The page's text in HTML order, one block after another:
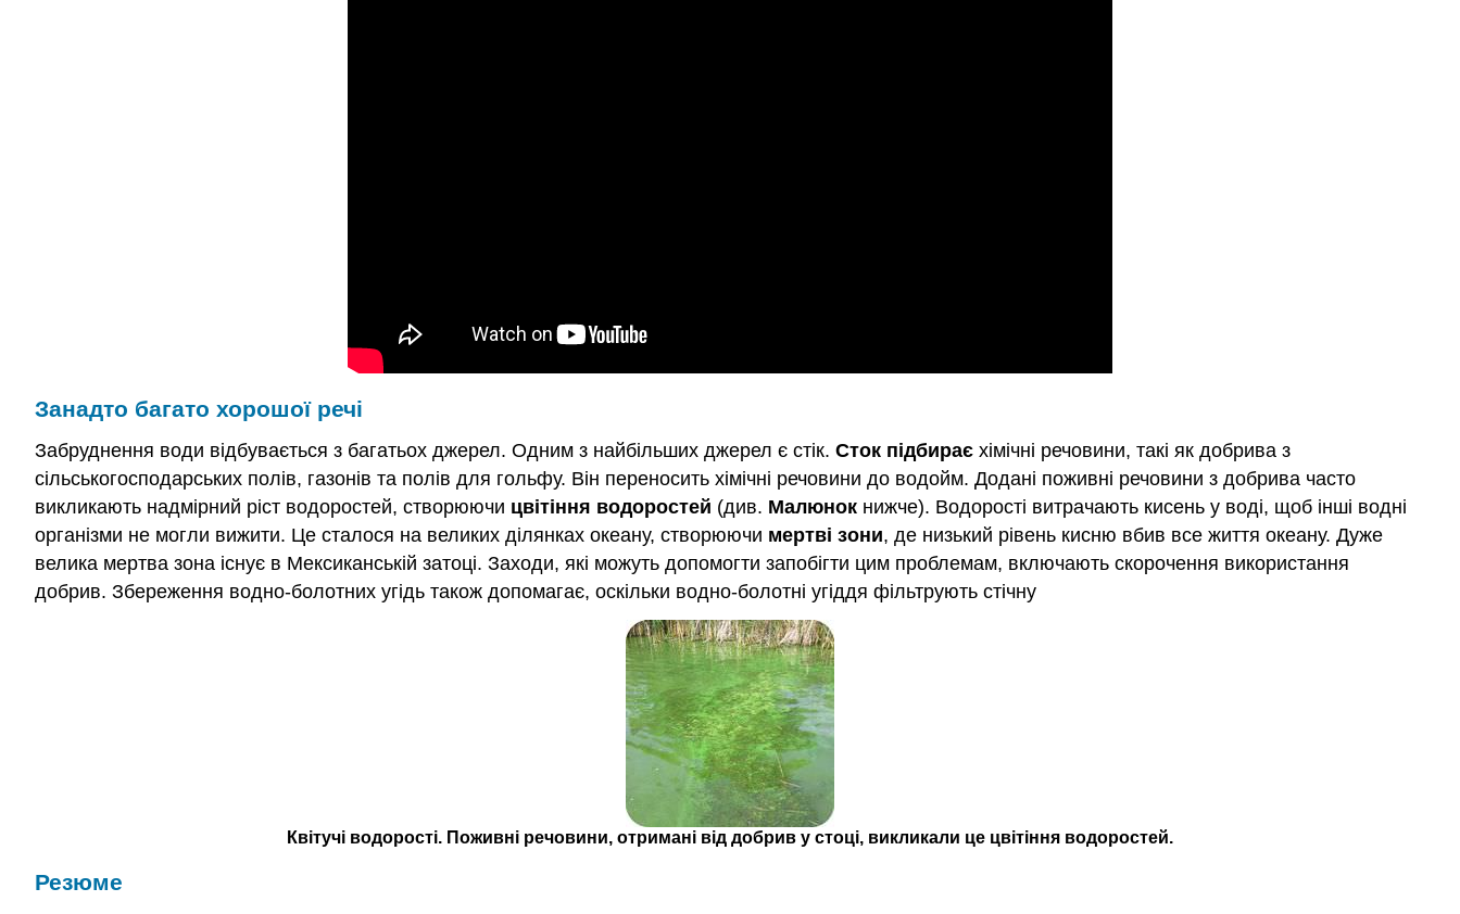
Занадто багато хорошої речі
Забруднення води відбувається з багатьох джерел. Одним з найбільших джерел є стік. Сток підбирає хімічні речовини, такі як добрива з
сільськогосподарських полів, газонів та полів для гольфу. Він переносить хімічні речовини до водойм. Додані поживні речовини з добрива часто
викликають надмірний ріст водоростей, створюючи цвітіння водоростей (див. Малюнок нижче). Водорості витрачають кисень у воді, щоб інші водні
організми не могли вижити. Це сталося на великих ділянках океану, створюючи мертві зони, де низький рівень кисню вбив все життя океану. Дуже
велика мертва зона існує в Мексиканській затоці. Заходи, які можуть допомогти запобігти цим проблемам, включають скорочення використання
добрив. Збереження водно-болотних угідь також допомагає, оскільки водно-болотні угіддя фільтрують стічну
Квітучі водорості. Поживні речовини, отримані від добрив у стоці, викликали це цвітіння водоростей.
Резюме